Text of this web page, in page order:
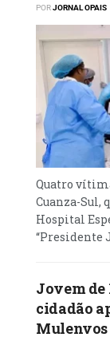
PORJORNAL OPAIS
Quatro
Cuanza-Sul,
Hospital
“Presidente
Jovem de
cidadão
Mulenvos